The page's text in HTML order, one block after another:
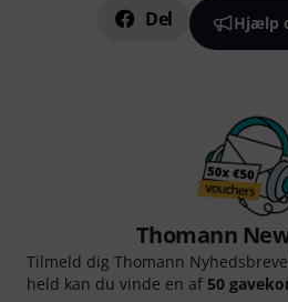
Del Hjælp
Thomann
Tilmeld dig Thomann
held kan du vinde en af 50